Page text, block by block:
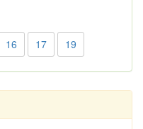
16 17 19